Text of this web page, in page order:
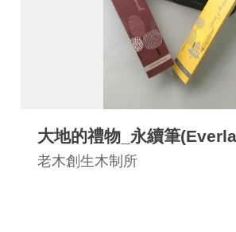
大地的禮物_永續筆
Pencil)
老木創生木制所